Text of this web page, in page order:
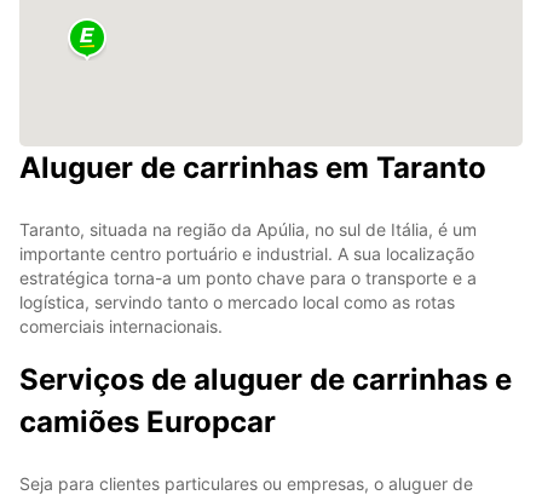
Aluguer de carrinhas em Taranto
Taranto, situada na região da Apúlia, no sul de Itália, é um
importante centro portuário e industrial. A sua localização
estratégica torna-a um ponto chave para o transporte e a
logística, servindo tanto o mercado local como as rotas
comerciais internacionais.
Serviços de aluguer de carrinhas e
camiões Europcar
Seja para clientes particulares ou empresas, o aluguer de